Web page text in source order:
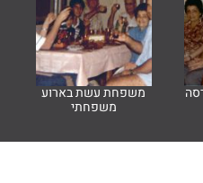
משפחת עשת בארוע
משפחתי